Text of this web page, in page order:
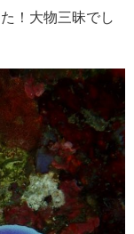
！大物三昧でし